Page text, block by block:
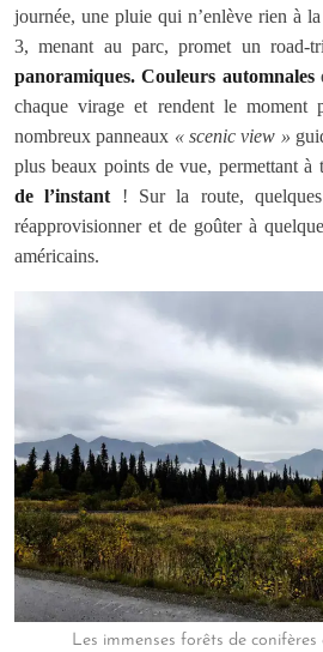
journée, une pluie qui n’enlève rien à
3, menant au parc, promet un road-
panoramiques. Couleurs automnales
chaque virage et rendent le
nombreux panneaux « scenic view »
plus beaux points de vue, permettant à
de l’instant ! Sur la route,
réapprovisionner et de goûter à
américains.
Les immenses forêts de